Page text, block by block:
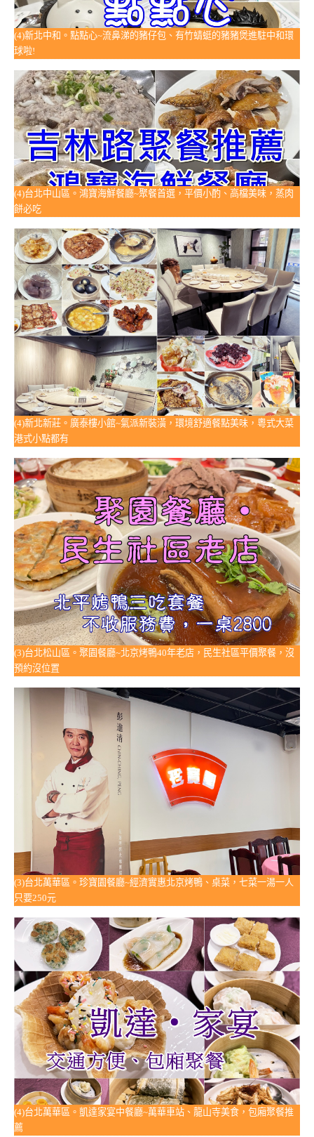
(4)新北中和。點點心~流鼻涕的豬仔包、有竹蜻蜓的豬豬煲進駐中和環
球啦!
(4)台北中山區。鴻寶海鮮餐廳~聚餐首選，平價小酌、高檔美味，蒸肉
餅必吃
(4)新北新莊。廣泰樓小館~氣派新裝潢，環境舒適餐點美味，粵式大菜
港式小點都有
(3)台北松山區。聚園餐廳~北京烤鴨40年老店，民生社區平價聚餐，沒
預約沒位置
(3)台北萬華區。珍寶園餐廳~經濟實惠北京烤鴨、桌菜，七菜一湯一人
只要250元
(4)台北萬華區。凱達家宴中餐廳~萬華車站、龍山寺美食，包廂聚餐推
薦